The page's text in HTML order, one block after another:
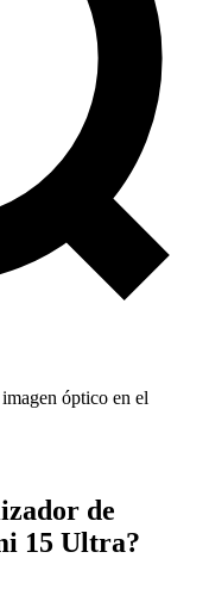
óptico en el
de
15 Ultra?